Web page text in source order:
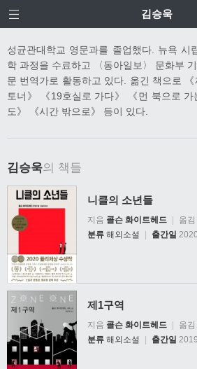
김승욱
성균관대학교 영문과를 졸업했다. 뉴욕 시
학 과정을 수료하고 〈동아일보〉 문화부
문 번역가로 활동하고 있다. 옮긴 책으로
토너》 《19호실로 가다》 《먼 북으로
도》 《시간 밖으로》 등이 있다.
김승욱의 책들
니클의 소년들
지음 콜슨 화이트헤드 옮김
분류 해외소설 출간일
제1구역
지음 콜슨 화이트헤드 옮김
분류 해외소설 출간일